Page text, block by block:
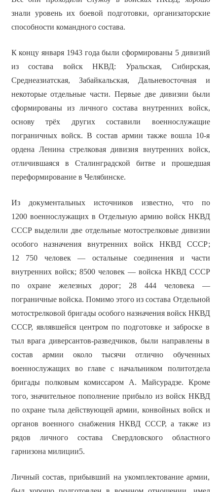
знали уровень их боевой подготовки, организаторские
способности командного состава.
К концу января 1943 года были сформированы 5 дивизий
из состава войск НКВД: Уральская, Сибирская,
Среднеазиатская, Забайкальская, Дальневосточная и
некоторые отдельные части. Первые две дивизии были
сформированы из личного состава внутренних войск,
основу трёх других составили военнослужащие
пограничных войск. В состав армии также вошла 10-я
ордена Ленина стрелковая дивизия внутренних войск,
отличившаяся в Сталинградской битве и прошедшая
переформирование в Челябинске.
Из документальных источников известно, что по
1200 военнослужащих в Отдельную армию войск НКВД
СССР выделили две отдельные мотострелковые дивизии
особого назначения внутренних войск НКВД СССР;
12 750 человек — остальные соединения и части
внутренних войск; 8500 человек — войска НКВД СССР
по охране железных дорог; 28 444 человека —
пограничные войска. Помимо этого из состава Отдельной
мотострелковой бригады особого назначения войск НКВД
СССР, являвшейся центром по подготовке и заброске в
тыл врага диверсантов-разведчиков, были направлены в
состав армии около тысячи отлично обученных
военнослужащих во главе с начальником политотдела
бригады полковым комиссаром А. Майсурадзе. Кроме
того, значительное пополнение прибыло из войск НКВД
по охране тыла действующей армии, конвойных войск и
органов военного снабжения НКВД СССР, а также из
рядов личного состава Свердловского областного
гарнизона милиции5.
Личный состав, прибывший на укомплектование армии,